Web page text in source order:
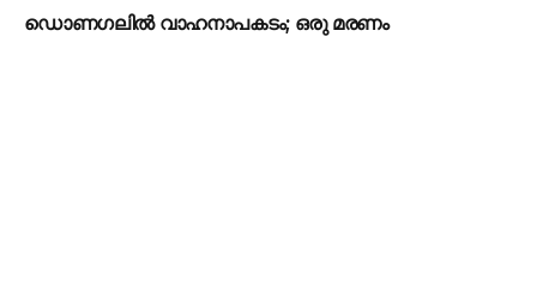
ഡൊണഗലിൽ വാഹനാപകടം; ഒരു മരണം